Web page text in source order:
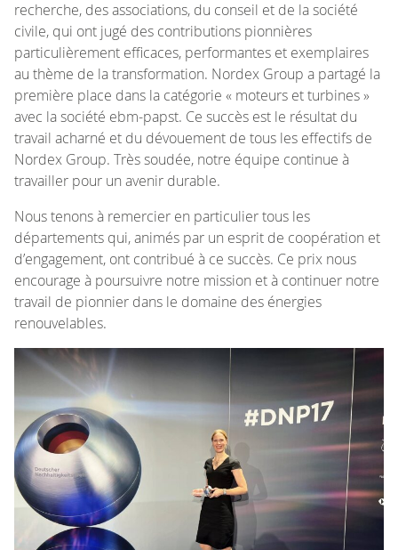
recherche, des associations, du conseil et de la société
civile, qui ont jugé des contributions pionnières
particulièrement efficaces, performantes et exemplaires
au thème de la transformation. Nordex Group a partagé la
première place dans la catégorie « moteurs et turbines »
avec la société ebm-papst. Ce succès est le résultat du
travail acharné et du dévouement de tous les effectifs de
Nordex Group. Très soudée, notre équipe continue à
travailler pour un avenir durable.
Nous tenons à remercier en particulier tous les
départements qui, animés par un esprit de coopération et
d’engagement, ont contribué à ce succès. Ce prix nous
encourage à poursuivre notre mission et à continuer notre
travail de pionnier dans le domaine des énergies
renouvelables.